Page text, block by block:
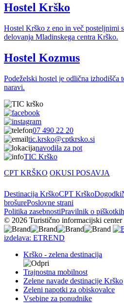
Hostel Krško
Hostel Krško z eno in več posteljnimi
delovanja Mladinskega centra Krško.
Hostel Kozmus
Podeželski hostel je odlična izhodišča
naravi.
07 490 22 20
tic.krsko@cptkrsko.si
navodila za pot
TIC Krško
CPT KRŠKO OKUSI POSAVJA
Destinacija KrškoCPT KrškoDogodki
brošurePoslovne strani
Politika zasebnostiPravilnik o piškotkih
© 2026 Turistično informacijski
izdelava: ETREND
Krško - zelena destinacija
Trajnostna mobilnost
Zelene navade destinacije Krško
Zeleni napotki za obiskovalce
Vsebine za ponudnike